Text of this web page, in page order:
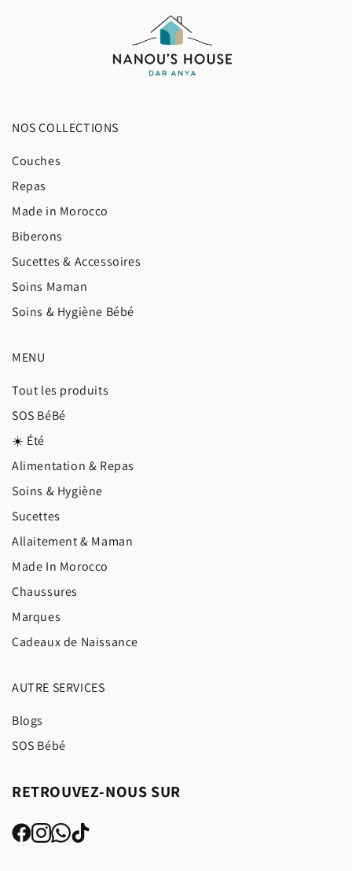
NOS COLLECTIONS
Couches
Repas
Made in Morocco
Biberons
Sucettes & Accessoires
Soins Maman
Soins & Hygiène Bébé
MENU
Tout les produits
SOS BéBé
☀️ Été
Alimentation & Repas
Soins & Hygiène
Sucettes
Allaitement & Maman
Made In Morocco
Chaussures
Marques
Cadeaux de Naissance
AUTRE SERVICES
Blogs
SOS Bébé
RETROUVEZ-NOUS SUR